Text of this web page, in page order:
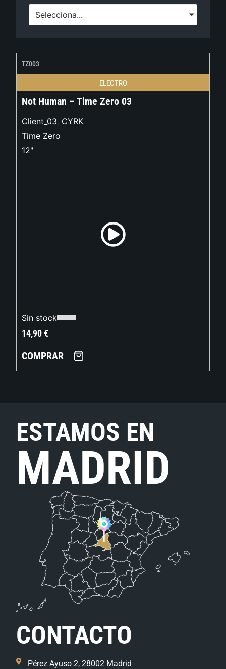
Selecciona...
TZ003
ELECTRO
Not Human – Time Zero 03
Client_03, CYRK
Time Zero
12"
Sin stock
14,90€
COMPRAR
ESTAMOS EN
MADRID
CONTACTO
Pérez Ayuso 2, 28002 Madrid